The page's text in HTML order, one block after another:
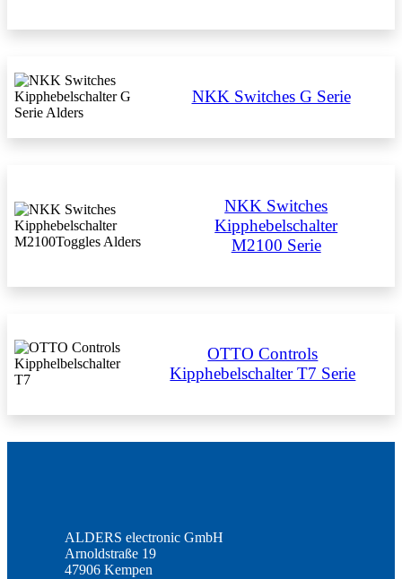
NKK Switches G Serie
NKK Switches
Kipphebelschalter
M2100 Serie
OTTO Controls
Kipphebelschalter T7 Serie
ALDERS electronic GmbH
Arnoldstraße 19
47906 Kempen